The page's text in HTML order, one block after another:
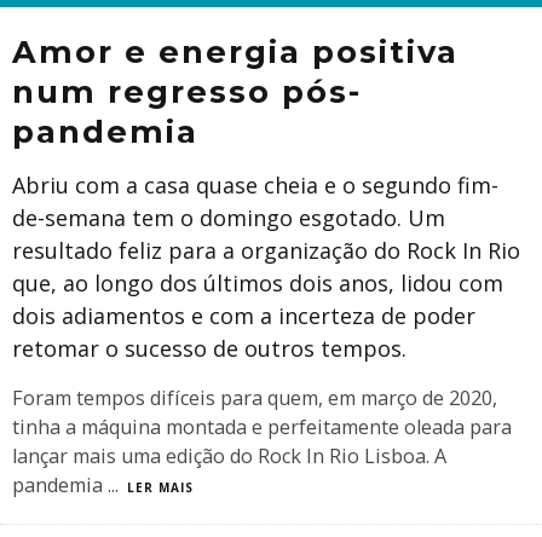
Amor e energia positiva
num regresso pós-
pandemia
Abriu com a casa quase cheia e o segundo fim-
de-semana tem o domingo esgotado. Um
resultado feliz para a organização do Rock In Rio
que, ao longo dos últimos dois anos, lidou com
dois adiamentos e com a incerteza de poder
retomar o sucesso de outros tempos.
Foram tempos difíceis para quem, em março de 2020,
tinha a máquina montada e perfeitamente oleada para
lançar mais uma edição do Rock In Rio Lisboa. A
pandemia ... LER MAIS